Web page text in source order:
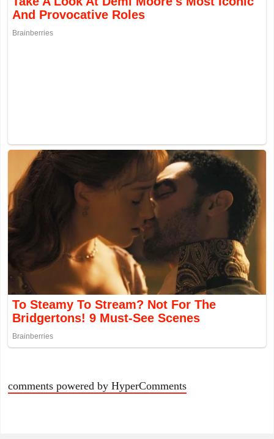
comments powered by HyperComments